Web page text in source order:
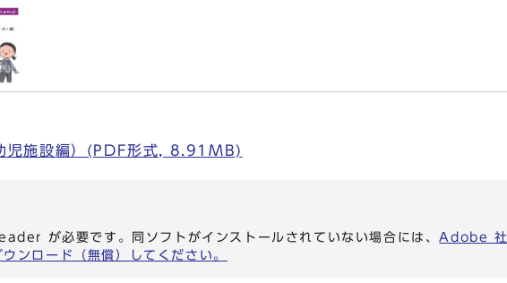
児施設編）(PDF形式, 8.91MB)
が必要です。同ソフトがインストールされていない場合には、Adobe 社
ロード（無償）してください。